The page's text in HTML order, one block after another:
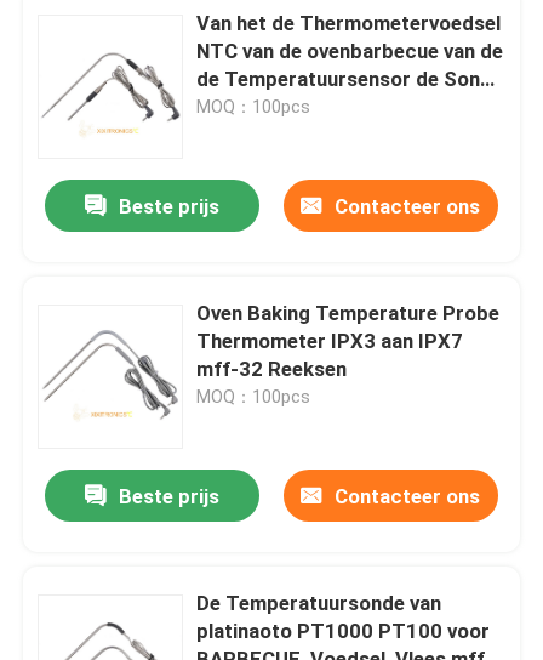
Contacten
Producten
Medische Temperatuursondes
Automobieltemperatuursensor
Glasntc Thermistor
De Sensoren van het huistoestel
Van het de Thermometervoedsel
NTC van de ovenbarbecue van de
de Temperatuursensor de Sonde
IPX6 IPX7 mff-3601 Reeksen
MOQ：100pcs
Beste prijs Contacteer ons
Oven Baking Temperature Probe
Thermometer IPX3 aan IPX7
mff-32 Reeksen
MOQ：100pcs
Beste prijs Contacteer ons
De Temperatuursonde van
platinaoto PT1000 PT100 voor